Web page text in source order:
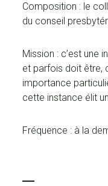
Composition : le
du conseil
Mission : c’est une
et parfois doit être,
importance
cette instance élit
Fréquence : à la